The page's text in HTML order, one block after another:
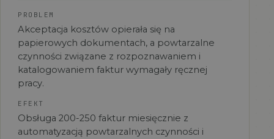
PROBLEM
Akceptacja kosztów opierała się na
papierowych dokumentach, a powtarzalne
czynności związane z rozpoznawaniem i
katalogowaniem faktur wymagały ręcznej
pracy.
EFEKT
Obsługa 200-250 faktur miesięcznie z
automatyzacją powtarzalnych czynności i